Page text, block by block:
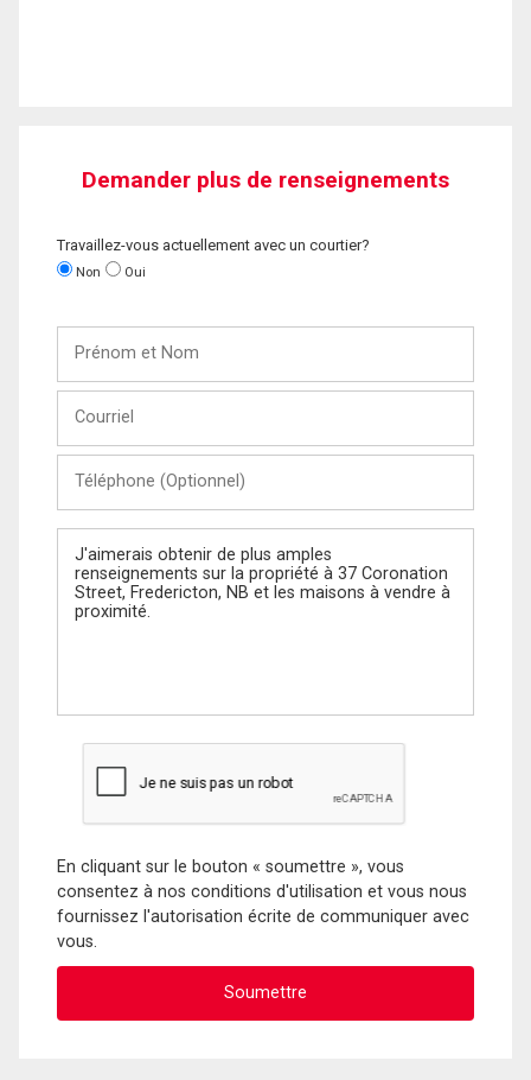
Demander plus de renseignements
Travaillez-vous actuellement avec un courtier?
Non Oui
Nom
(Optionnel)
Message
En cliquant sur le bouton « soumettre », vous
consentez à nos conditions d'utilisation et vous nous
fournissez l'autorisation écrite de communiquer avec
vous.